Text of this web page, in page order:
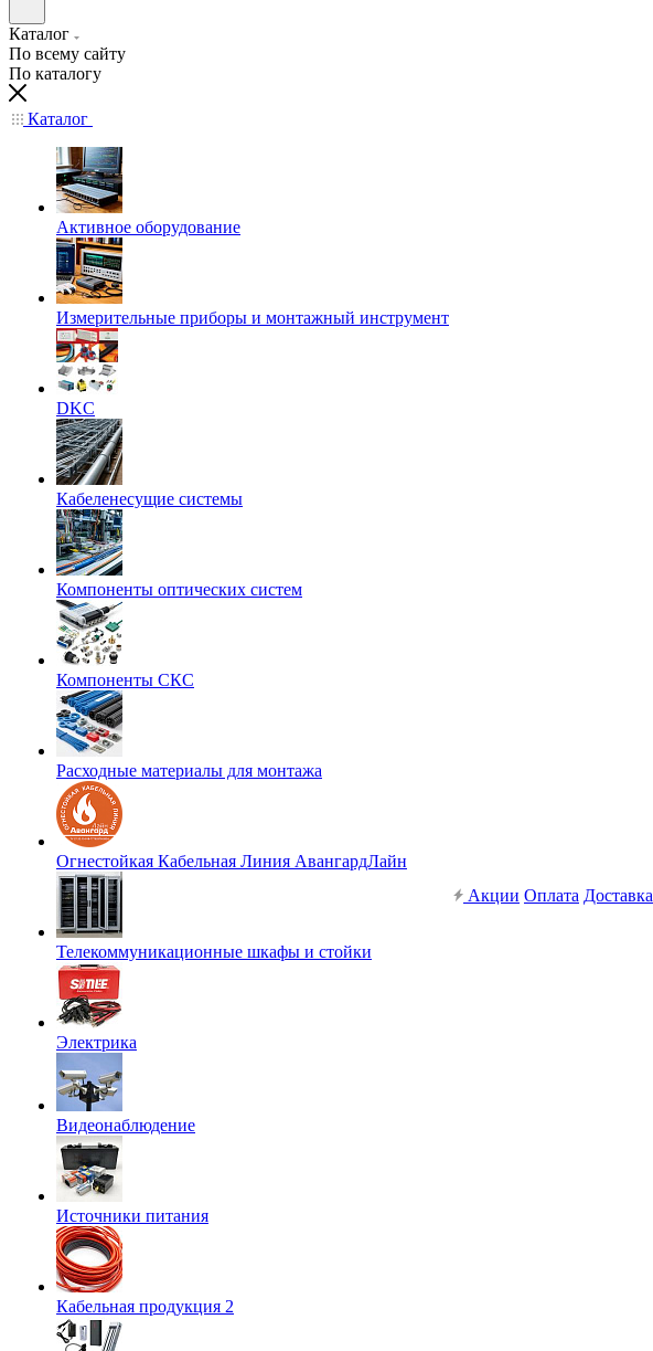
Каталог
По всему сайту
По каталогу
Каталог
Активное оборудование
Измерительные приборы и монтажный инструмент
DKC
Кабеленесущие системы
Компоненты оптических систем
Компоненты СКС
Расходные материалы для монтажа
Огнестойкая Кабельная Линия АвангардЛайн
Телекоммуникационные шкафы и стойки
Электрика
Видеонаблюдение
Источники питания
Кабельная продукция 2
Акции Оплата Доставка